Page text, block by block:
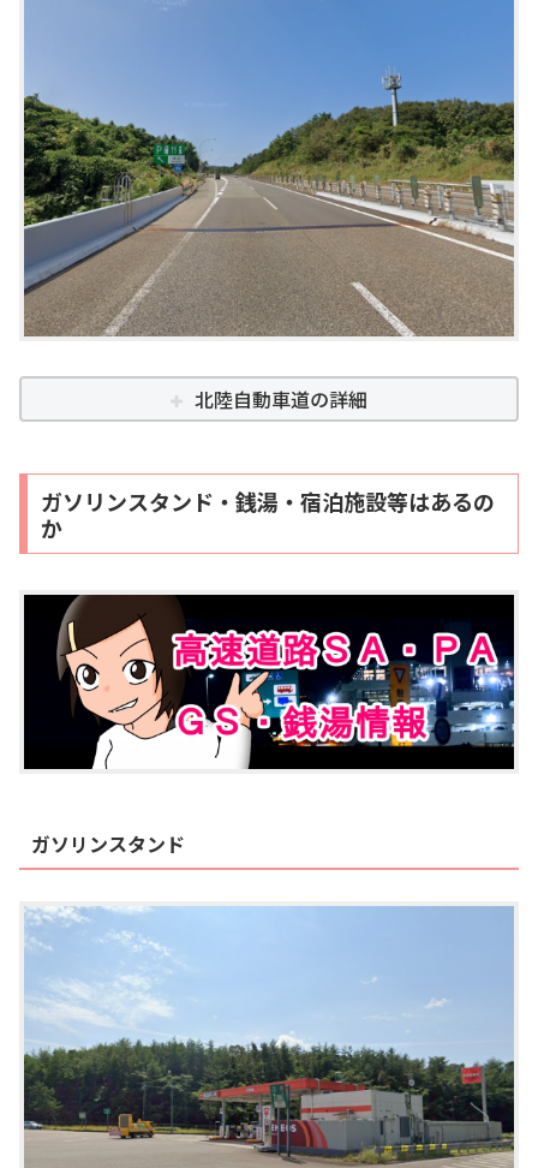
北陸自動車道の詳細
ガソリンスタンド・銭湯・宿泊施設等はあるの
か
ガソリンスタンド